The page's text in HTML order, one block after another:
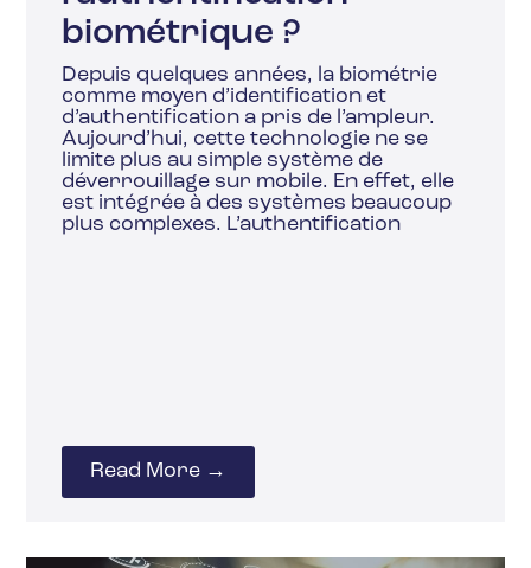
biométrique ?
Depuis quelques années, la biométrie
comme moyen d’identification et
d’authentification a pris de l’ampleur.
Aujourd’hui, cette technologie ne se
limite plus au simple système de
déverrouillage sur mobile. En effet, elle
est intégrée à des systèmes beaucoup
plus complexes. L’authentification
Read More →